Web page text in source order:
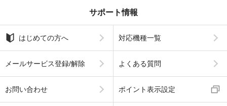
サポート情報
はじめての方へ 対応機種一覧
メールサービス登録/解除 よくある質問
お問い合わせ ポイント表示設定